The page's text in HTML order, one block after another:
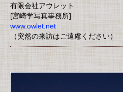
有限会社アウレット
[宮崎学写真事務所]
www.owlet.net
（突然の来訪はご遠慮ください）